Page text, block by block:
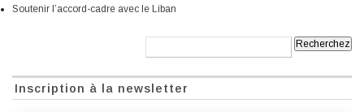
Soutenir l’accord-cadre avec le Liban
Recherche:
Inscription à la newsletter